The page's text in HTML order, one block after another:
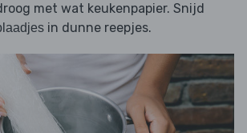
met wat keukenpapier. Snijd
in dunne reepjes.